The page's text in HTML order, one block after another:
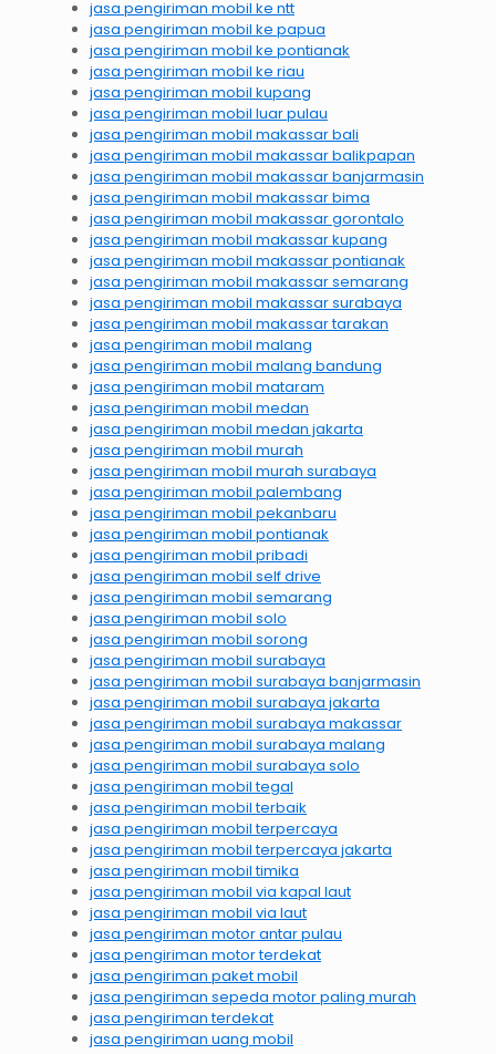
jasa pengiriman mobil ke ntt
jasa pengiriman mobil ke papua
jasa pengiriman mobil ke pontianak
jasa pengiriman mobil ke riau
jasa pengiriman mobil kupang
jasa pengiriman mobil luar pulau
jasa pengiriman mobil makassar bali
jasa pengiriman mobil makassar balikpapan
jasa pengiriman mobil makassar banjarmasin
jasa pengiriman mobil makassar bima
jasa pengiriman mobil makassar gorontalo
jasa pengiriman mobil makassar kupang
jasa pengiriman mobil makassar pontianak
jasa pengiriman mobil makassar semarang
jasa pengiriman mobil makassar surabaya
jasa pengiriman mobil makassar tarakan
jasa pengiriman mobil malang
jasa pengiriman mobil malang bandung
jasa pengiriman mobil mataram
jasa pengiriman mobil medan
jasa pengiriman mobil medan jakarta
jasa pengiriman mobil murah
jasa pengiriman mobil murah surabaya
jasa pengiriman mobil palembang
jasa pengiriman mobil pekanbaru
jasa pengiriman mobil pontianak
jasa pengiriman mobil pribadi
jasa pengiriman mobil self drive
jasa pengiriman mobil semarang
jasa pengiriman mobil solo
jasa pengiriman mobil sorong
jasa pengiriman mobil surabaya
jasa pengiriman mobil surabaya banjarmasin
jasa pengiriman mobil surabaya jakarta
jasa pengiriman mobil surabaya makassar
jasa pengiriman mobil surabaya malang
jasa pengiriman mobil surabaya solo
jasa pengiriman mobil tegal
jasa pengiriman mobil terbaik
jasa pengiriman mobil terpercaya
jasa pengiriman mobil terpercaya jakarta
jasa pengiriman mobil timika
jasa pengiriman mobil via kapal laut
jasa pengiriman mobil via laut
jasa pengiriman motor antar pulau
jasa pengiriman motor terdekat
jasa pengiriman paket mobil
jasa pengiriman sepeda motor paling murah
jasa pengiriman terdekat
jasa pengiriman uang mobil